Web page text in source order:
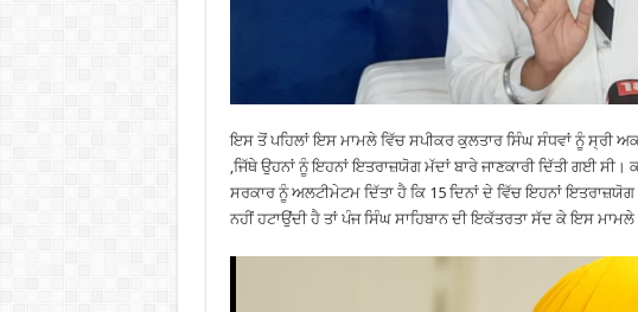
ਇਸ ਤੋਂ ਪਹਿਲਾਂ ਇਸ ਮਾਮਲੇ ਵਿੱਚ ਸਪੀਕਰ ਕੁਲਤਾਰ ਸਿੰਘ ਸੰਧਵਾਂ ਨੂੰ ਸ੍ਰੀ
,ਜਿੱਥੇ ਉਹਨਾਂ ਨੂੰ ਇਹਨਾਂ ਇਤਰਾਜ਼ਯੋਗ ਮੱਦਾਂ ਬਾਰੇ ਜਾਣਕਾਰੀ ਦਿੱਤੀ ਗਈ
ਸਰਕਾਰ ਨੂੰ ਅਲਟੀਮੇਟਮ ਦਿੱਤਾ ਹੈ ਕਿ 15 ਦਿਨਾਂ ਦੇ ਵਿੱਚ ਇਹਨਾਂ
ਨਹੀਂ ਹਟਾਉਂਦੀ ਹੈ ਤਾਂ ਪੰਜ ਸਿੰਘ ਸਾਹਿਬਾਨ ਦੀ ਇਕੱਤਰਤਾ ਸੱਦ ਕੇ ਇਸ